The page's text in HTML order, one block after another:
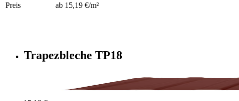
Preis ab 15,19 €/m²
Trapezbleche TP18